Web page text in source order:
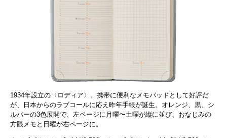
1934年設立の〈ロディア〉。携帯に便利なメモパッドとして好評だ
が、日本からのラブコールに応え昨年手帳が誕生。オレンジ、黒、シ
ルバーの3色展開で、左ページに月曜〜土曜が縦に並び、おなじみの
方眼メモと日曜が右ページに。